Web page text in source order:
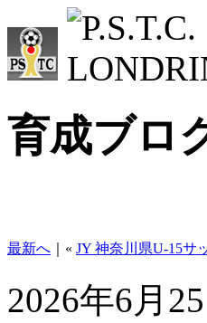
育成ブロ
最新へ ｜« JY 神奈川県U-15サ
2026年6月